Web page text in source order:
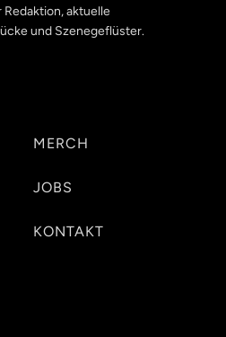
Redaktion, aktuelle
und Szenegeflüster.
MERCH
JOBS
KONTAKT